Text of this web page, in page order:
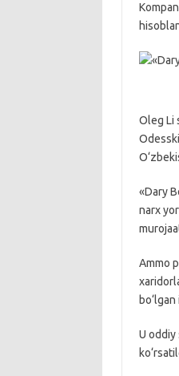
Oleg Li
«Dary
narx
Ammo
U oddiy